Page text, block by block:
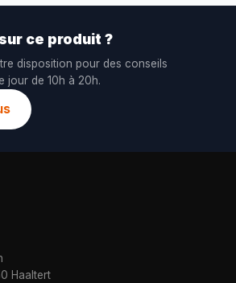
ce produit ?
disposition pour des conseils
jour de 10h à 20h.
Haaltert